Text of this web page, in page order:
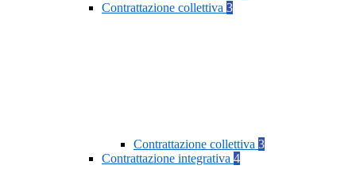
Contrattazione collettiva 3
Contrattazione collettiva 3
Contrattazione integrativa 4